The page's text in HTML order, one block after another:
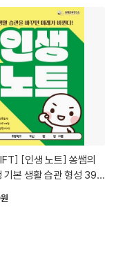
기본 생활 습관 형성 39일
원